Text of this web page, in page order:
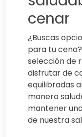
cenar
¿Buscas
para tu
selección de
disfrutar de
equilibradas
manera
mantener
de nuestra